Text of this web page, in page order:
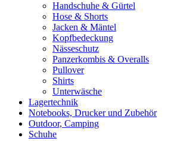
Handschuhe & Gürtel
Hose & Shorts
Jacken & Mäntel
Kopfbedeckung
Nässeschutz
Panzerkombis & Overalls
Pullover
Shirts
Unterwäsche
Lagertechnik
Notebooks, Drucker und Zubehör
Outdoor, Camping
Schuhe